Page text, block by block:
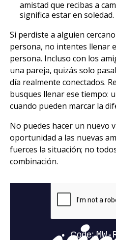
amistad que recibas a
significa estar en soledad.
Si perdiste a alguien
persona, no intentes llenar
persona. Incluso con los
una pareja, quizás solo
día realmente conectados.
busques llenar ese tiempo:
cuando pueden marcar la
No puedes hacer un nuevo
oportunidad a las nuevas
fuerces la situación; no
combinación.